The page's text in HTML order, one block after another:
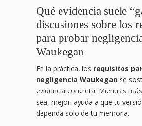
Qué evidencia suele
discusiones sobre los
para probar
Waukegan
En la práctica, los requisitos
negligencia Waukegan se
evidencia concreta. Mientras
sea, mejor: ayuda a que tu
dependa solo de tu memoria.